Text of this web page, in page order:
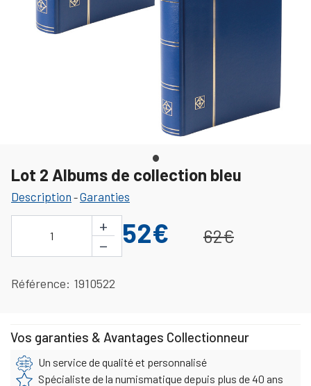
Lot 2 Albums de collection bleu
Description -Garanties
1
+
−
52€ 62€
Référence 1910522
Vos garanties & Avantages Collectionneur
Un service de qualité et personnalisé
Spécialiste de la numismatique depuis plus de 40 ans